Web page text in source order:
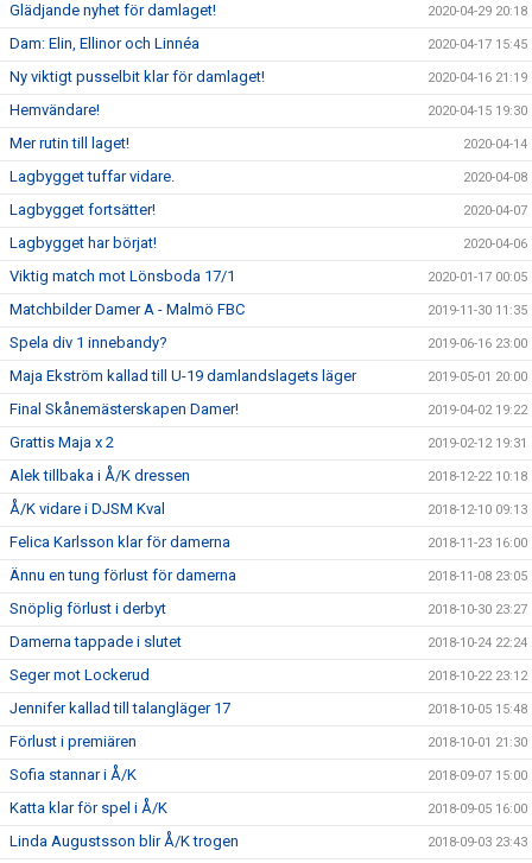
Glädjande nyhet för damlaget! 2020-04-29 20:18
Dam: Elin, Ellinor och Linnéa 2020-04-17 15:45
Ny viktigt pusselbit klar för damlaget! 2020-04-16 21:19
Hemvändare! 2020-04-15 19:30
Mer rutin till laget! 2020-04-14
Lagbygget tuffar vidare. 2020-04-08
Lagbygget fortsätter! 2020-04-07
Lagbygget har börjat! 2020-04-06
Viktig match mot Lönsboda 17/1 2020-01-17 00:05
Matchbilder Damer A - Malmö FBC 2019-11-30 11:35
Spela div 1 innebandy? 2019-06-16 23:00
Maja Ekström kallad till U-19 damlandslagets läger 2019-05-01 20:00
Final Skånemästerskapen Damer! 2019-04-02 19:22
Grattis Maja x 2 2019-02-12 19:31
Alek tillbaka i Å/K dressen 2018-12-22 10:18
Å/K vidare i DJSM Kval 2018-12-10 09:13
Felica Karlsson klar för damerna 2018-11-23 16:00
Ännu en tung förlust för damerna 2018-11-08 23:05
Snöplig förlust i derbyt 2018-10-30 23:27
Damerna tappade i slutet 2018-10-24 22:24
Seger mot Lockerud 2018-10-22 23:12
Jennifer kallad till talangläger 17 2018-10-05 15:48
Förlust i premiären 2018-10-01 21:30
Sofia stannar i Å/K 2018-09-07 15:00
Katta klar för spel i Å/K 2018-09-05 16:00
Linda Augustsson blir Å/K trogen 2018-09-03 23:43